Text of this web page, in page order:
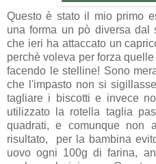
Questo è stato il mio primo
una forma un pò diversa dal
che ieri ha attaccato un
perchè voleva per forza
facendo le stelline! Sono
che l'impasto non si
tagliare i biscotti e invece
utilizzato la rotella taglia
quadrati, e comunque non
risultato, per la bambina
uovo ogni 100g di farina,